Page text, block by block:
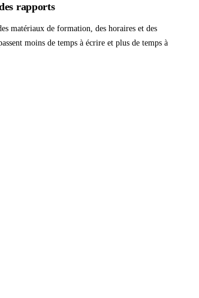
rapports
matériaux de formation, des horaires et des
moins de temps à écrire et plus de temps à